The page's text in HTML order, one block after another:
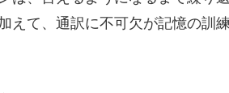
えて、通訳に不可欠が記憶の訓